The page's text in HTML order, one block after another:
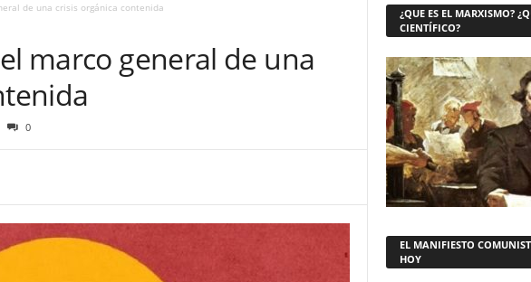
de una crisis orgánica contenida
marco general de una
0
¿QUE ES EL MARXISMO?
CIENTÍFICO?
EL MANIFIESTO
HOY